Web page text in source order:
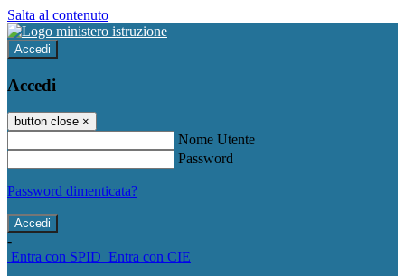
Salta al contenuto
Accedi
Accedi
button close ×
Nome Utente
Password
Password dimenticata?
-
Entra con SPID Entra con CIE